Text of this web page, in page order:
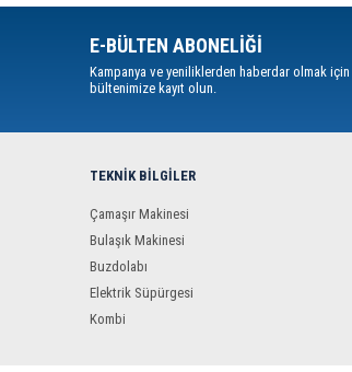
E-BÜLTEN ABONELİĞİ
Kampanya ve yeniliklerden haberdar olmak için
bültenimize kayıt olun.
TEKNIK BILGILER
Çamaşır Makinesi
Bulaşık Makinesi
Buzdolabı
Elektrik Süpürgesi
Kombi